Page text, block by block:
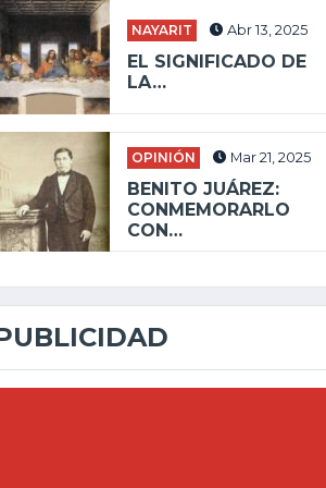
COMUR APRUEBA AVANZAR EN LA
REGULARIZACIÓN DE...
NAYARIT Abr 13, 2025
EL SIGNIFICADO DE
LA…
OPINIÓN Mar 21, 2025
BENITO JUÁREZ:
CONMEMORARLO
CON…